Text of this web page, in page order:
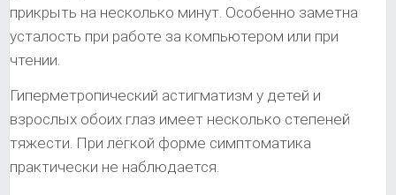
прикрыть на несколько минут. Особенно заметна
усталость при работе за компьютером или при
чтении.
Гиперметропический астигматизм у детей и
взрослых обоих глаз имеет несколько степеней
тяжести. При лёгкой форме симптоматика
практически не наблюдается.